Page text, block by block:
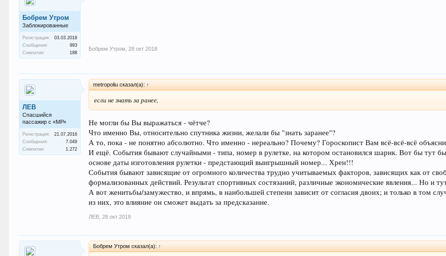
Бобрем Утром
Заблокированные
Регистрация:
03.03.2018
Сообщения:
993
Симпатии:
188
Бобрем Утром 28 окт 2018
ЛEB
Спасшийся
пассажир с «МР»
Регистрация:
21.07.2016
Сообщения:
7.049
Симпатии:
1.272
metropoliu сказал(а): ↑
если не знать за ранее,
Не могли бы Вы выражаться - чётче?
Что именно Вы, относительно спутника жизни, желали бы "знать заранее"?
А то, пока - не понятно абсолютно. Что именно - нереально? Почему? Гороскопист Вам всё-всё-всё
И ещё. События бывают случайными - типа, номер в рулетке, на котором остановился шарик. Вот бы тут
основе даты изготовления рулетки - предстающий выигрышный номер... Хрен!!!
События бывают зависящие от огромного количества трудно учитываемых факторов, зависящих как от
формализованных действий. Результат спортивных состязаний, различные экономические явления... Но и
А вот женитьбы/замужество, и впрямь, в наибольшей степени зависит от согласия двоих; и только в том
из них, это влияние он сможет выдать за предсказание.
ЛEB 28 окт 2018
Бобрем Утром сказал(а): ↑